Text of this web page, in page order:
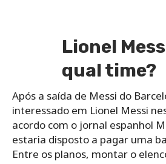
Lionel
qual time?
Após a saída de Messi do
interessado em Lionel Messi
acordo com o jornal espanhol
estaria disposto a pagar uma
Entre os planos, montar o